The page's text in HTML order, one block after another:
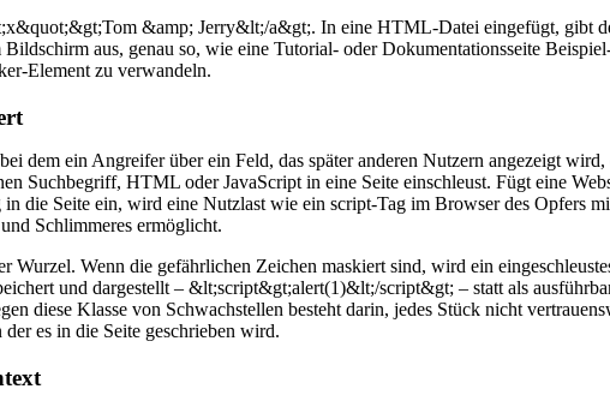
&amp; Jerry&lt;/a&gt;. In eine HTML-Datei eingefügt, gibt
aus, genau so, wie eine Tutorial- oder Dokumentationsseite
Element zu verwandeln.
dem ein Angreifer über ein Feld, das später anderen Nutzern angezeigt wird,
Suchbegriff, HTML oder JavaScript in eine Seite einschleust. Fügt eine
die Seite ein, wird eine Nutzlast wie ein script-Tag im Browser des Opfers
Schlimmeres ermöglicht.
Wurzel. Wenn die gefährlichen Zeichen maskiert sind, wird ein
und dargestellt – &lt;script&gt;alert(1)&lt;/script&gt; – statt als
diese Klasse von Schwachstellen besteht darin, jedes Stück nicht
es in die Seite geschrieben wird.